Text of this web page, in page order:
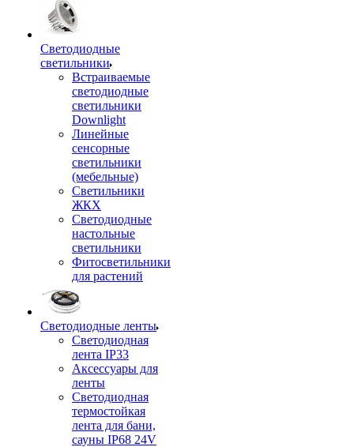
Светодиодные
светильники
Встраиваемые
светодиодные
светильники
Downlight
Линейные
сенсорные
светильники
(мебельные)
Светильники
ЖКХ
Светодиодные
настольные
светильники
Фитосветильники
для растений
Светодиодные ленты
Светодиодная
лента IP33
Аксессуары для
ленты
Светодиодная
термостойкая
лента для бани,
сауны IP68 24V